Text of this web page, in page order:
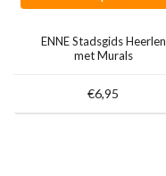
ENNE Stadsgids Heerlen
met Murals
€6,95